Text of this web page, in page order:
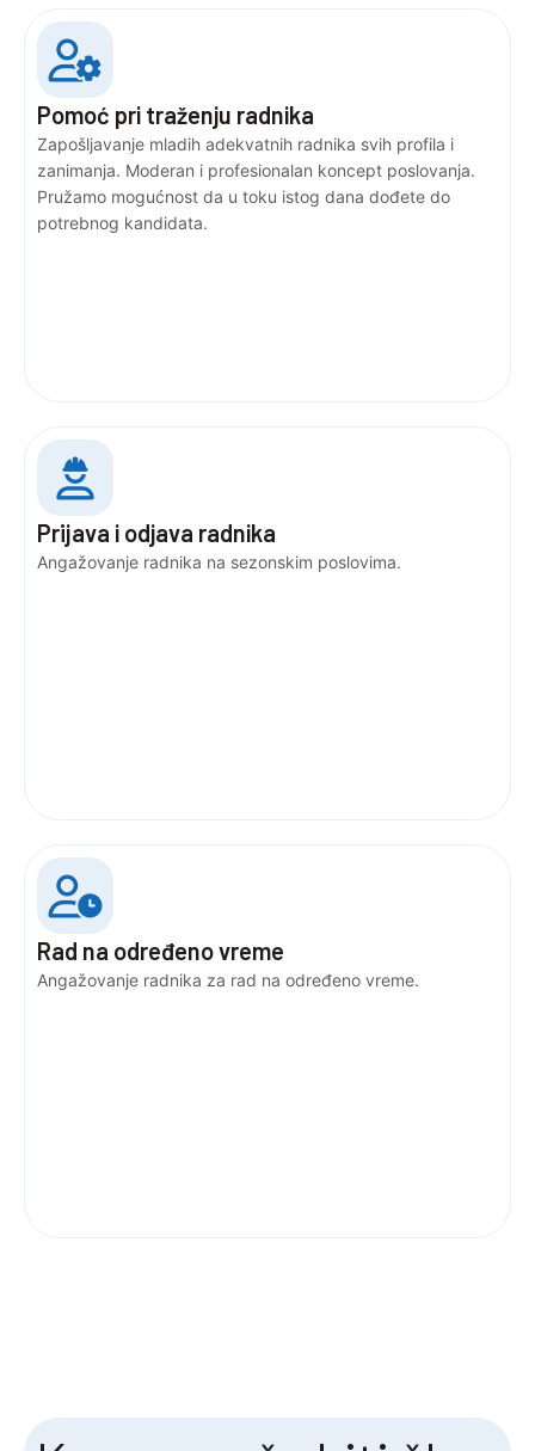
Pomoć pri traženju radnika
Zapošljavanje mladih adekvatnih radnika svih profila i
zanimanja. Moderan i profesionalan koncept poslovanja.
Pružamo mogućnost da u toku istog dana dođete do
potrebnog kandidata.
Prijava i odjava radnika
Angažovanje radnika na sezonskim poslovima.
Rad na određeno vreme
Angažovanje radnika za rad na određeno vreme.